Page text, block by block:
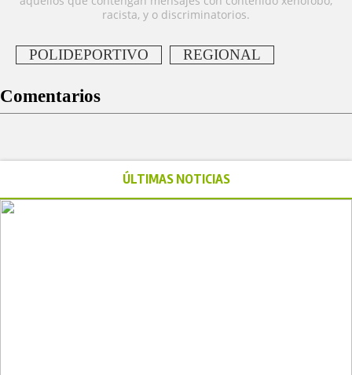
racista, y o discriminatorios.
POLIDEPORTIVO REGIONAL
Comentarios
ÚLTIMAS NOTICIAS